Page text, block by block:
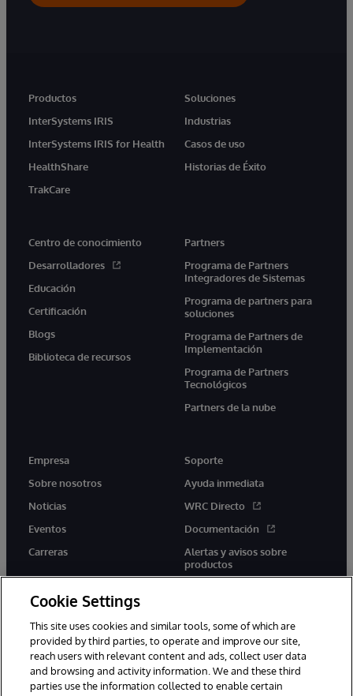
Productos
InterSystems IRIS
InterSystems IRIS for Health
HealthShare
TrakCare
Soluciones
Industrias
Casos de uso
Historias de Éxito
Centro de conocimiento
Desarrolladores
Educación
Certificación
Blogs
Biblioteca de recursos
Partners
Programa de Partners
Integradores de Sistemas
Programa de partners para
soluciones
Programa de Partners de
Implementación
Programa de Partners
Tecnológicos
Partners de la nube
Empresa
Sobre nosotros
Noticias
Eventos
Carreras
Soporte
Ayuda inmediata
WRC Directo
Documentación
Alertas y avisos sobre
productos
twitter youtubefacebooklinkedin
Cookie Settings
This site uses cookies and similar tools, some of which are
provided by third parties, to operate and improve our site,
reach users with relevant content and ads, collect user data
and browsing and activity information. We and these third
parties use the information collected to enable certain